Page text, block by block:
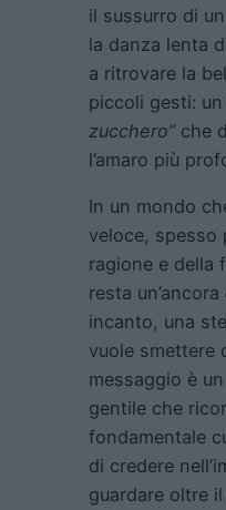
il sussurro di
la danza lenta
a ritrovare la
piccoli gesti:
zucchero”che
l’amaro più
In un mondo
veloce, spesso
ragione e della
resta
incanto, una
vuole smettere
messaggio è
gentile che
fondamentale
di credere
guardare oltre